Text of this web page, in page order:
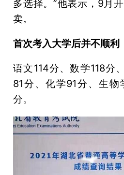
多选择。”他表示，9月
卖。
首次考入大学后并不顺利
语文114分、数学118分
81分、化学91分、生
分。